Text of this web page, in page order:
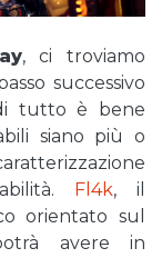
, ci troviamo
successivo
tutto è bene
siano più o
Fl4k, il
orientato sul
avere in